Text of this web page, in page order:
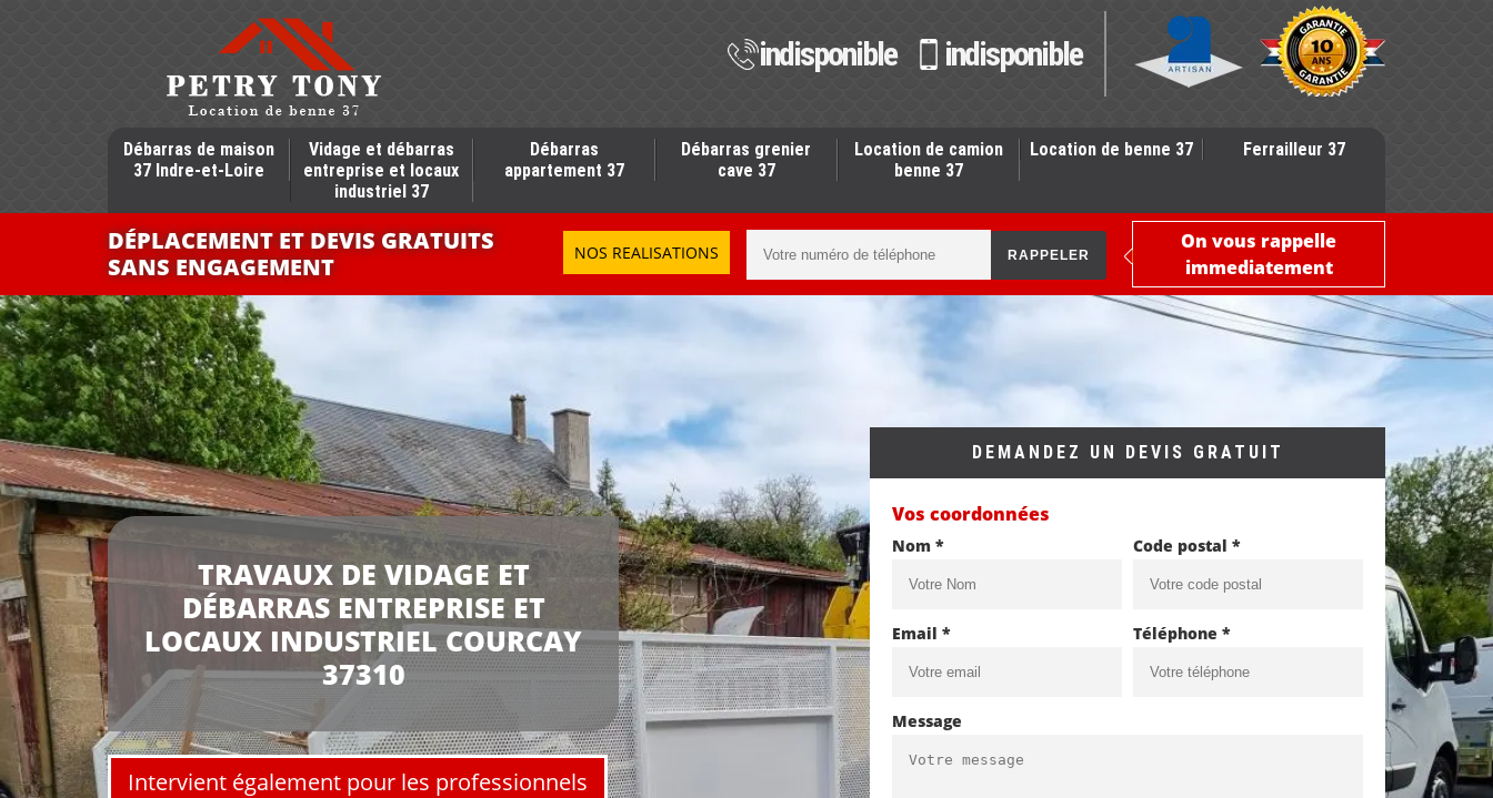
indisponible indisponible
Débarras de maison
37 Indre-et-Loire
Vidage et débarras
entreprise et locaux
industriel 37
Débarras
appartement 37
Débarras grenier
cave 37
Location de camion
benne 37
Location de benne 37 Ferrailleur 37
DÉPLACEMENT ET DEVIS GRATUITS
SANS ENGAGEMENT
NOS REALISATIONS
On vous rappelle
immediatement
TRAVAUX DE VIDAGE ET
DÉBARRAS ENTREPRISE ET
LOCAUX INDUSTRIEL COURCAY
37310
Intervient également pour les professionnels
DEMANDEZ UN DEVIS GRATUIT
Vos coordonnées
Nom * Code postal *
Email * Téléphone *
Message